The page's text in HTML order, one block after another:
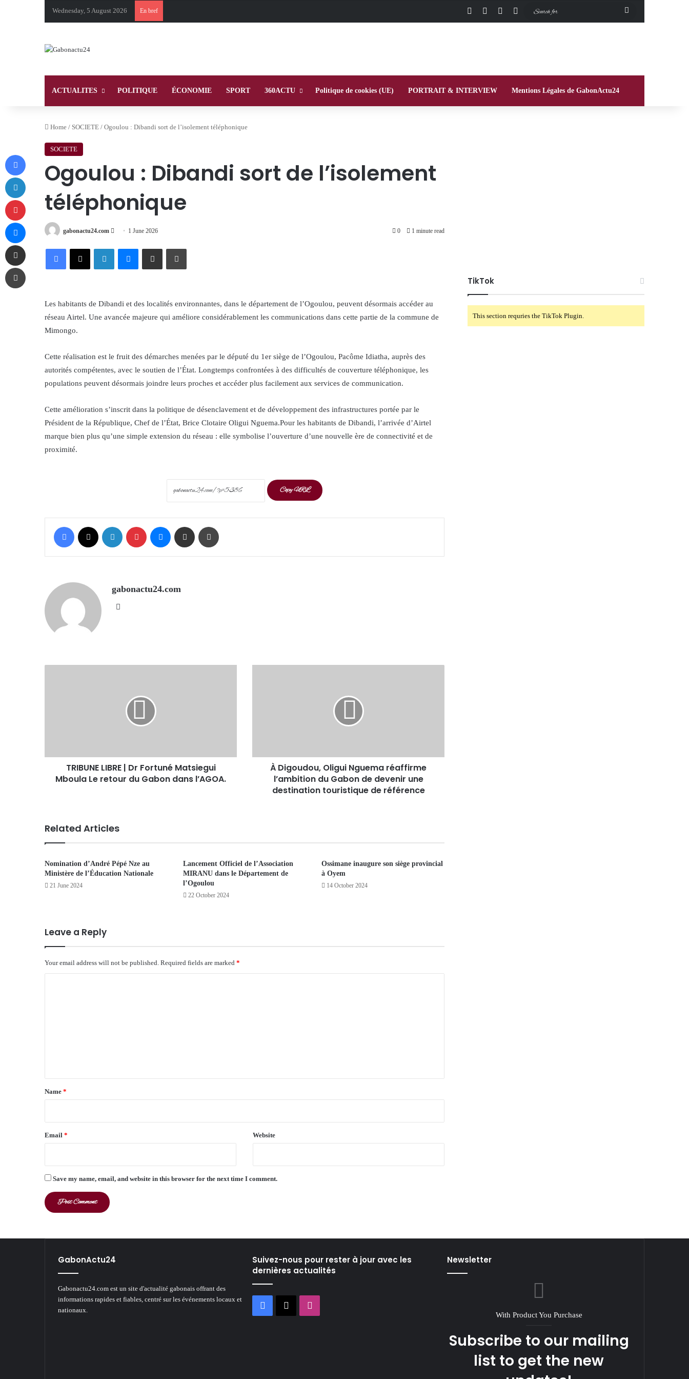
Wednesday, 5 August 2026 En bref Facebook InstagramSwitch skin
ACTUALITES POLITIQUE ÉCONOMIE SPORT 360ACTU Politique de cookies (UE) PORTRAIT & INTERVIEW Mentions Légales de GabonActu24
Home / SOCIETE / Ogoulou : Dibandi sort de l’isolement téléphonique
SOCIETE
Ogoulou : Dibandi sort de l’isolement
téléphonique
gabonactu24.com
Send 1 June 2026 0 1 minute read
FacebookX LinkedInMessengerShare via Email Print
Les habitants de Dibandi et des localités environnantes, dans le département de l’Ogoulou, peuvent désormais accéder au
réseau Airtel. Une avancée majeure qui améliore considérablement les communications dans cette partie de la commune de
Mimongo.
Cette réalisation est le fruit des démarches menées par le député du 1er siège de l’Ogoulou, Pacôme Idiatha, auprès des
autorités compétentes, avec le soutien de l’État. Longtemps confrontées à des difficultés de couverture téléphonique, les
populations peuvent désormais joindre leurs proches et accéder plus facilement aux services de communication.
Cette amélioration s’inscrit dans la politique de désenclavement et de développement des infrastructures portée par le
Président de la République, Chef de l’État, Brice Clotaire Oligui Nguema.Pour les habitants de Dibandi, l’arrivée d’Airtel
marque bien plus qu’une simple extension du réseau : elle symbolise l’ouverture d’une nouvelle ère de connectivité et de
proximité.
Copy URL
Facebook LinkedIn Pinterest Messenger Share via Email
gabonactu24.com
TRIBUNE LIBRE | Dr Fortuné Matsiegui
Mboula Le retour du Gabon dans l’AGOA.
À Digoudou, Oligui Nguema réaffirme
l’ambition du Gabon de devenir une
destination touristique de référence
Related Articles
Nomination d’André Pépé Nze au
Ministère de l’Éducation Nationale
21 June 2024
Lancement Officiel de l’Association
MIRANU dans le Département de
l’Ogoulou
22 October 2024
Ossimane inaugure son siège provincial
à Oyem
14 October 2024
Leave a Reply
Your email address will not be published. Required fields are marked *
*
Name *
Email * Website
Save my name, email, and website in this browser for the next time I comment.
TikTok
This section requries the TikTok Plugin.
GabonActu24
Gabonactu24.com est un site d'actualité gabonais offrant des
informations rapides et fiables, centré sur les événements locaux et
nationaux.
Suivez-nous pour rester à jour avec les
dernières actualités
Facebook
X
Newsletter
With Product You Purchase
Subscribe to our mailing
list to get the new
Facebook
LinkedIn
Pinterest
Messenger